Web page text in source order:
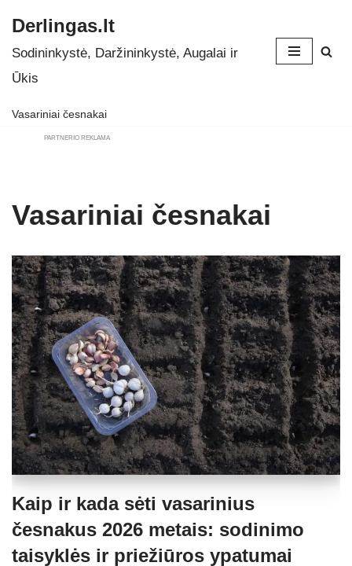
Skip
to
Derlingas.lt
Sodininkystė, Daržininkystė, Augalai ir
Ūkis
Vasariniai česnakai
PARTNERIO REKLAMA
Vasariniai česnakai
Kaip ir kada sėti vasarinius
česnakus 2026 metais: sodinimo
taisyklės ir priežiūros ypatumai